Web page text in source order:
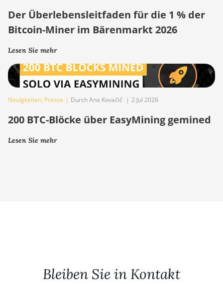
Der Überlebensleitfaden für die 1 % der
Bitcoin-Miner im Bärenmarkt 2026
Lesen Sie mehr
Neuigkeiten, Presse | Durch Ana Kovačič | 2 Jul 2026
200 BTC-Blöcke über EasyMining gemined
Lesen Sie mehr
Bleiben Sie in Kontakt